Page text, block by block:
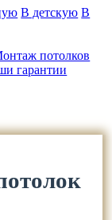
В детскую В
потолков
гарантии